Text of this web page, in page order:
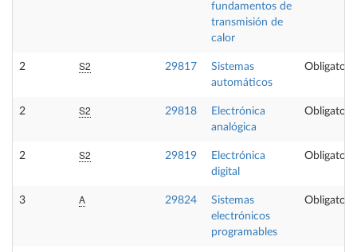
fundamentos de
transmisión de
calor
2 S2 29817
Sistemas
automáticos
Obligatoria
2 S2 29818
Electrónica
analógica
Obligatoria
2 S2 29819
Electrónica
digital
Obligatoria
3 A 29824
Sistemas
electrónicos
programables
Obligatoria